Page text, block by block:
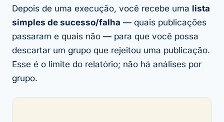
Depois de uma execução, você recebe uma lista
simples de sucesso/falha — quais publicações
passaram e quais não — para que você possa
descartar um grupo que rejeitou uma publicação.
Esse é o limite do relatório; não há análises por
grupo.